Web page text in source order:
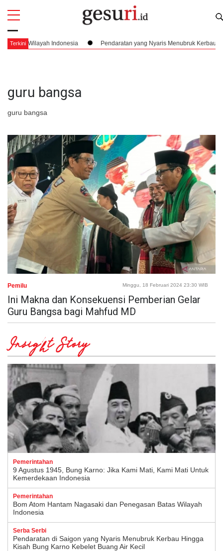
Terkini
Wilayah Indonesia Pendaratan yang Nyaris Menubruk Kerbau Hingga
guru bangsa
guru bangsa
All
Pemilu Minggu, 18 Februari 2024 23:30 WIB
Ini Makna dan Konsekuensi Pemberian Gelar
Guru Bangsa bagi Mahfud MD
Insight Story
Pemerintahan
9 Agustus 1945, Bung Karno: Jika Kami Mati, Kami Mati Untuk
Kemerdekaan Indonesia
Pemerintahan
Bom Atom Hantam Nagasaki dan Penegasan Batas Wilayah
Indonesia
Serba Serbi
Pendaratan di Saigon yang Nyaris Menubruk Kerbau Hingga
Kisah Bung Karno Kebelet Buang Air Kecil